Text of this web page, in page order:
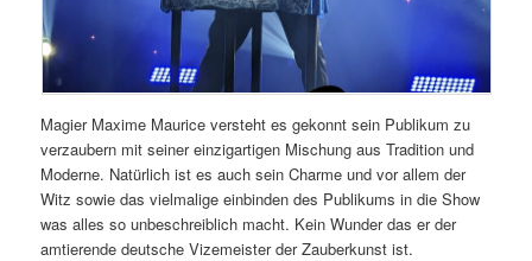
Magier Maxime Maurice versteht es gekonnt sein Publikum zu
verzaubern mit seiner einzigartigen Mischung aus Tradition und
Moderne. Natürlich ist es auch sein Charme und vor allem der
Witz sowie das vielmalige einbinden des Publikums in die Show
was alles so unbeschreiblich macht. Kein Wunder das er der
amtierende deutsche Vizemeister der Zauberkunst ist.